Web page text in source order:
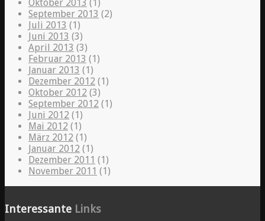
Oktober 2013 (1)
September 2013 (2)
Juli 2013 (1)
Juni 2013 (3)
April 2013 (3)
Februar 2013 (1)
Januar 2013 (1)
Dezember 2012 (1)
Oktober 2012 (3)
September 2012 (1)
Juni 2012 (1)
Mai 2012 (1)
März 2012 (1)
Januar 2012 (1)
Dezember 2011 (1)
November 2011 (1)
Interessante Links